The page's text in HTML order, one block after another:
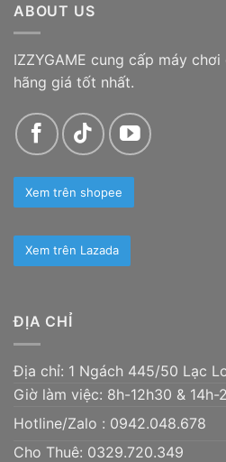
ABOUT US
IZZYGAME cung cấp máy
hãng giá tốt nhất.
Xem trên shopee
Xem trên Lazada
ĐỊA CHỈ
Địa chỉ: 1 Ngách 445/50 Lạc
Giờ làm việc: 8h-12h30 & 14h-
Hotline/Zalo : 0942.048.678
Cho Thuê: 0329.720.349